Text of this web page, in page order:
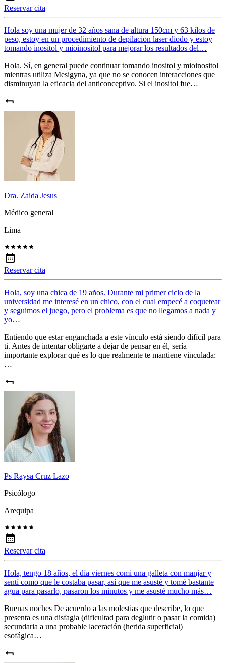
Reservar cita
Hola soy una mujer de 32 años sana de altura 150cm y 63 kilos de
peso, estoy en un procedimiento de depilacion laser diodo y estoy
tomando inositol y mioinositol para mejorar los resultados del…
Hola. Sí, en general puede continuar tomando inositol y mioinositol
mientras utiliza Mesigyna, ya que no se conocen interacciones que
disminuyan la eficacia del anticonceptivo. Si el inositol fue…
Dra. Zaida Jesus
Médico general
Lima
Reservar cita
Hola, soy una chica de 19 años. Durante mi primer ciclo de la
universidad me interesé en un chico, con el cual empecé a coquetear
y seguimos el juego, pero el problema es que no llegamos a nada y
yo…
Entiendo que estar enganchada a este vínculo está siendo difícil para
ti. Antes de intentar obligarte a dejar de pensar en él, sería
importante explorar qué es lo que realmente te mantiene vinculada:
…
Ps Raysa Cruz Lazo
Psicólogo
Arequipa
Reservar cita
Hola, tengo 18 años, el día viernes comi una galleta con manjar y
sentí como que le costaba pasar, así que me asusté y tomé bastante
agua para pasarlo, pasaron los minutos y me asusté mucho más…
Buenas noches De acuerdo a las molestias que describe, lo que
presenta es una disfagia (dificultad para deglutir o pasar la comida)
secundaria a una probable laceración (herida superficial)
esofágica…